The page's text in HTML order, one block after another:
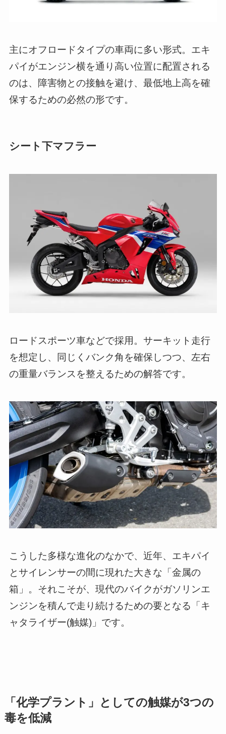
主にオフロードタイプの車両に多い形式。エキ
パイがエンジン横を通り高い位置に配置される
のは、障害物との接触を避け、最低地上高を確
保するための必然の形です。
シート下マフラー
ロードスポーツ車などで採用。サーキット走行
を想定し、同じくバンク角を確保しつつ、左右
の重量バランスを整えるための解答です。
こうした多様な進化のなかで、近年、エキパイ
とサイレンサーの間に現れた大きな「金属の
箱」。それこそが、現代のバイクがガソリンエ
ンジンを積んで走り続けるための要となる「キ
ャタライザー(触媒)」です。
「化学プラント」としての触媒が3つの
毒を低減